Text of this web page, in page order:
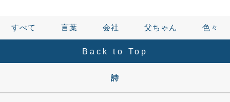
すべて 言葉 会社 父ちゃん 色々
Back to Top
詩